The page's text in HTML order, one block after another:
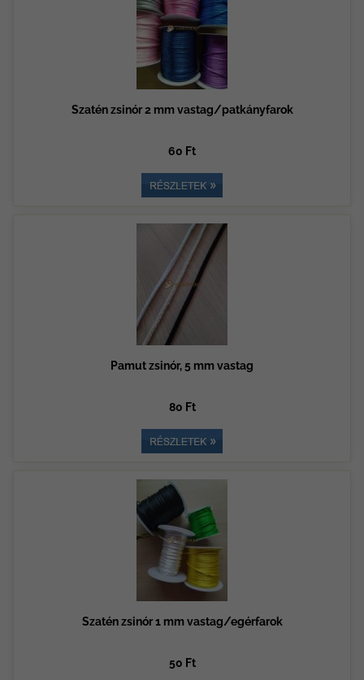
Szatén zsinór 2 mm vastag/patkányfarok
60 Ft
Pamut zsinór, 5 mm vastag
80 Ft
Szatén zsinór 1 mm vastag/egérfarok
50 Ft